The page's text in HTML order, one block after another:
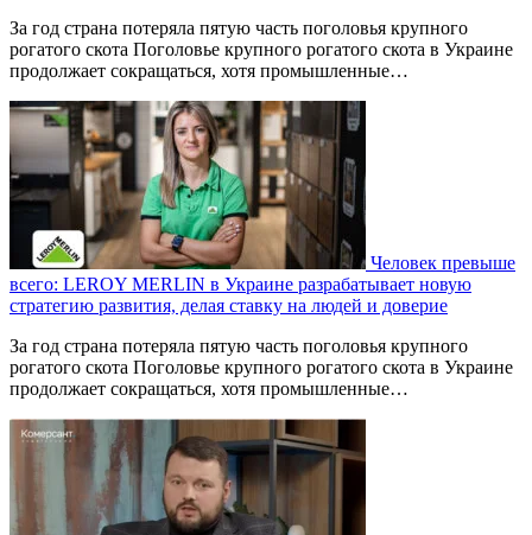
За год страна потеряла пятую часть поголовья крупного
рогатого скота Поголовье крупного рогатого скота в Украине
продолжает сокращаться, хотя промышленные…
Человек превыше
всего: LEROY MERLIN в Украине разрабатывает новую
стратегию развития, делая ставку на людей и доверие
За год страна потеряла пятую часть поголовья крупного
рогатого скота Поголовье крупного рогатого скота в Украине
продолжает сокращаться, хотя промышленные…